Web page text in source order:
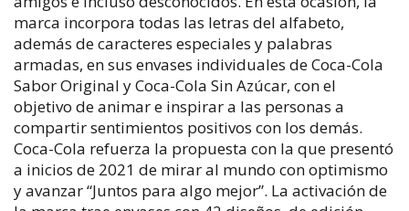
marca incorpora todas las letras del alfabeto,
además de caracteres especiales y palabras
armadas, en sus envases individuales de Coca-Cola
Sabor Original y Coca-Cola Sin Azúcar, con el
objetivo de animar e inspirar a las personas a
compartir sentimientos positivos con los demás.
Coca-Cola refuerza la propuesta con la que presentó
a inicios de 2021 de mirar al mundo con optimismo
y avanzar “Juntos para algo mejor”. La activación de